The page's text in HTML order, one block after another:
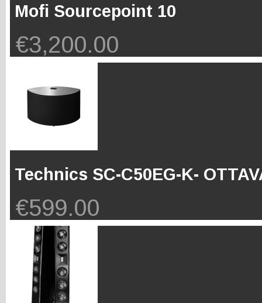
Mofi Sourcepoint 10
€3,200.00
Technics SC-C50EG-K-
€599.00